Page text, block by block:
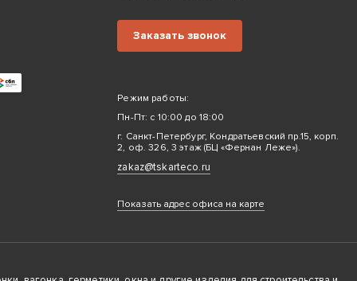
Заказать звонок
Режим работы:
Пн-Пт: с 10:00 до 18:00
г. Санкт-Петербург, Кондратьевский пр.15, корп.
2, оф. 326, 3 этаж (БЦ «Фернан Леже»).
zakaz@tskarteco.ru
Показать адрес офиса на карте